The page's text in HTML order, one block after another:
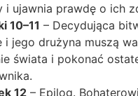
i ujawnia prawdę o ich
10–11 – Decydująca
i jego drużyna muszą
świata i pokonać
12 – Epilog.